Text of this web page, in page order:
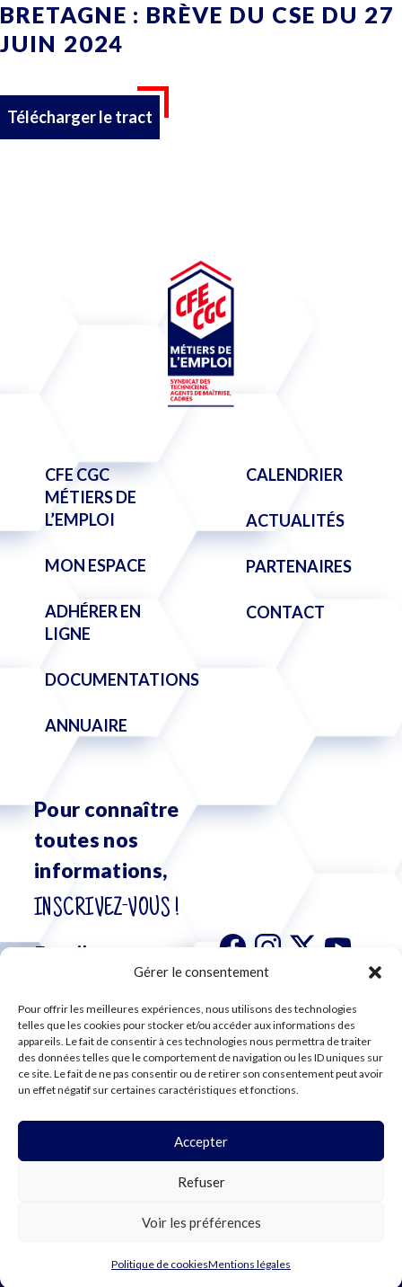
Gérer le consentement
Pour offrir les meilleures expériences, nous utilisons des technologies
telles que les cookies pour stocker et/ou accéder aux informations des
appareils. Le fait de consentir à ces technologies nous permettra de traiter
des données telles que le comportement de navigation ou les ID uniques sur
ce site. Le fait de ne pas consentir ou de retirer son consentement peut avoir
un effet négatif sur certaines caractéristiques et fonctions.
Accepter
Refuser
Voir les préférences
Politique de cookiesMentions légales
BRETAGNE : BRÈVE DU CSE DU 27
JUIN 2024
Télécharger le tract
CFE CGC
MÉTIERS DE
L’EMPLOI
MON ESPACE
ADHÉRER EN
LIGNE
DOCUMENTATIONS
ANNUAIRE
CALENDRIER
ACTUALITÉS
PARTENAIRES
CONTACT
Pour connaître
toutes nos
informations,
INSCRIVEZ-VOUS !
S'abonner à
notre
newsletter
COOKIES
WEBDESIGN PAR LEMON Création